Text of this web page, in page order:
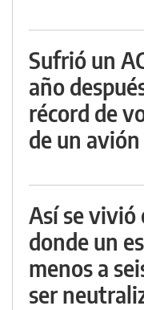
Sufrió un
año
récord de
de un avión
Así se
donde un
menos a
ser